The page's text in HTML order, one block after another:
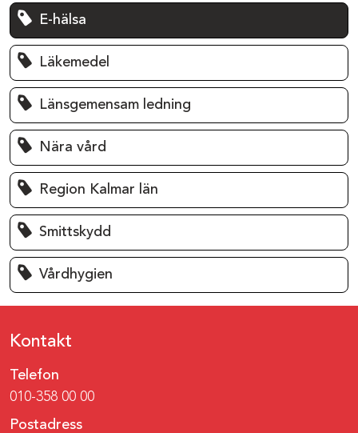
E-hälsa
Läkemedel
Länsgemensam ledning
Nära vård
Region Kalmar län
Smittskydd
Vårdhygien
Kontakt
Telefon
010-358 00 00
Postadress